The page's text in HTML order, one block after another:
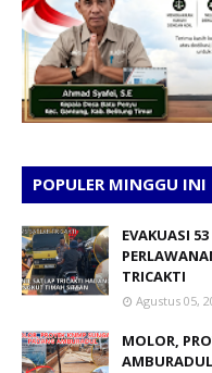
POPULER MINGGU INI
EVAKUASI
TRICAKTI
Agustus 05,
MOLOR,
AMBURADUL